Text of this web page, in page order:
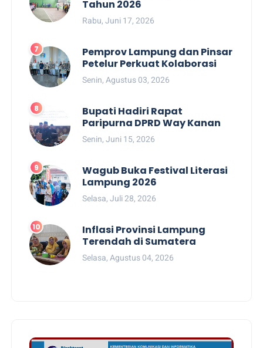
Tahun 2026
Rabu, Juni 17, 2026
Pemprov Lampung dan Pinsar
Petelur Perkuat Kolaborasi
Senin, Agustus 03, 2026
Bupati Hadiri Rapat
Paripurna DPRD Way Kanan
Senin, Juni 15, 2026
Wagub Buka Festival Literasi
Lampung 2026
Selasa, Juli 28, 2026
Inflasi Provinsi Lampung
Terendah di Sumatera
Selasa, Agustus 04, 2026